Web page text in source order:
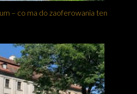
– co ma do zaoferowania ten